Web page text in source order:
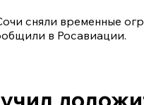
сняли временные
в Росавиации.